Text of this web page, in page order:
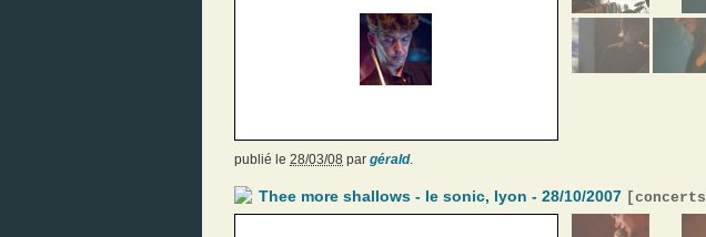
publié le 28/03/08 par gérald.
Thee more shallows - le sonic, lyon - 28/10/2007 [concerts